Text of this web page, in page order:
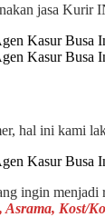
jasa Kurir
hal ini kami
ingin menjadi
Kost/